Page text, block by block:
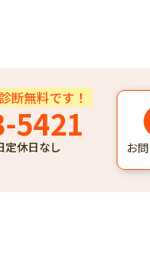
断無料です！
5421
定休日なし お